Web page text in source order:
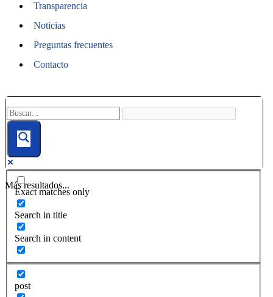
Transparencia
Noticias
Preguntas frecuentes
Contacto
Más resultados...
Exact matches only
Search in title
Search in content
post